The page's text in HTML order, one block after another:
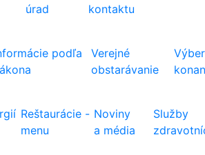
úrad
kontaktu
podľa
Verejné
obstarávanie
Reštaurácie -
menu
Noviny
a média
Služby